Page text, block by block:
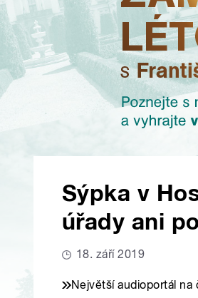
Sýpka v
úřady ani
18. září 2019
Největší audioportál